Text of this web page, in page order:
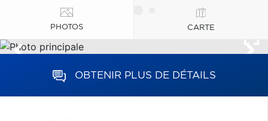
PHOTOS CARTE
OBTENIR PLUS DE DÉTAILS